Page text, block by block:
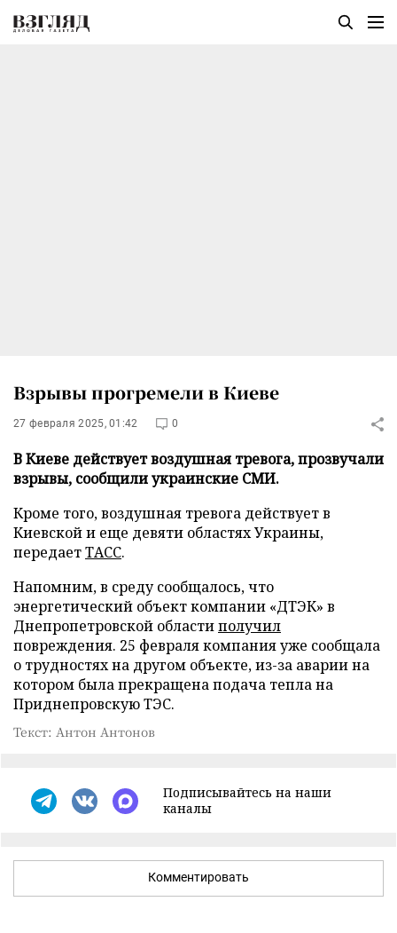
Взрывы прогремели в Киеве
27 февраля 2025, 01:42 0
В Киеве действует воздушная тревога, прозвучали
взрывы, сообщили украинские СМИ.
Кроме того, воздушная тревога действует в
Киевской и еще девяти областях Украины,
передаетТАСС.
Напомним, в среду сообщалось, что
энергетический объект компании «ДТЭК» в
Днепропетровской областиполучил
повреждения. 25 февраля компания уже сообщала
о трудностях на другом объекте, из-за аварии на
котором была прекращена подача тепла на
Приднепровскую ТЭС.
Текст: Антон Антонов
Подписывайтесь на наши
каналы
Комментировать